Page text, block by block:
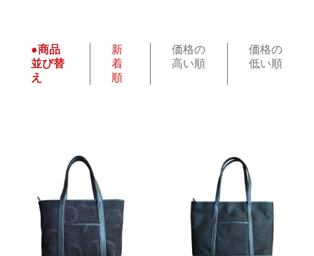
●商品
並び替
え
新
着
順
価格の
高い順
価格の
低い順